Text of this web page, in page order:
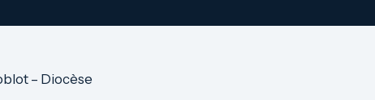
– Diocèse